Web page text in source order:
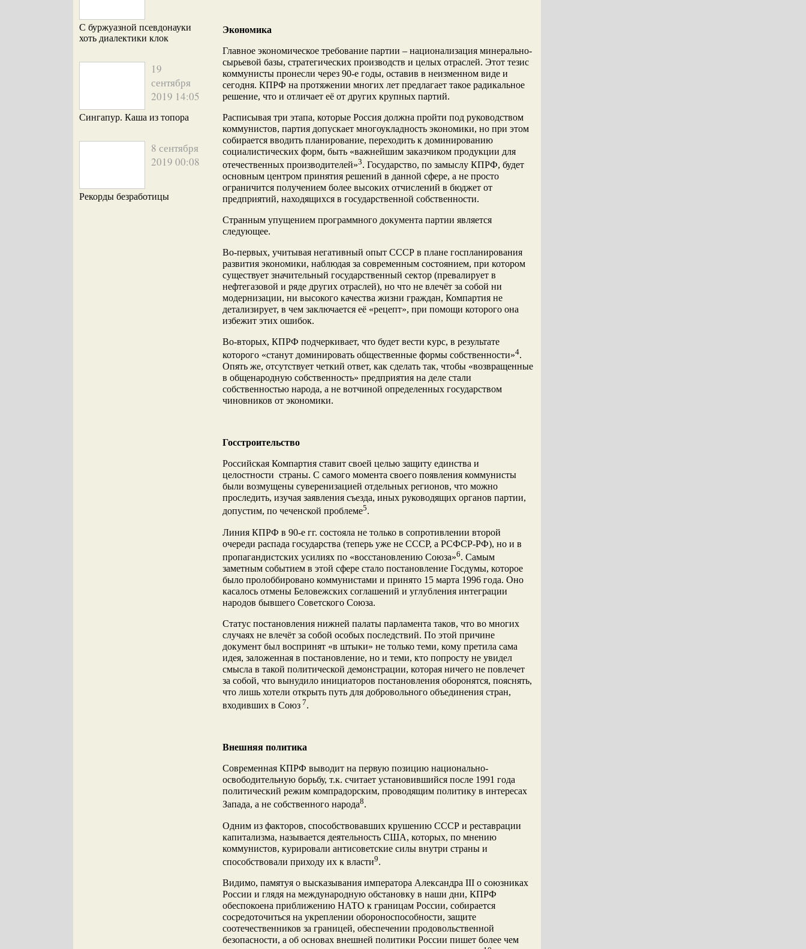
С буржуазной псевдонауки
хоть диалектики клок
19
сентября
2019 14:05
Сингапур. Каша из топора
8 сентября
2019 00:08
Рекорды безработицы
Экономика
Главное экономическое требование партии – национализация минерально-
сырьевой базы, стратегических производств и целых отраслей. Этот тезис
коммунисты пронесли через 90-е годы, оставив в неизменном виде и
сегодня. КПРФ на протяжении многих лет предлагает такое радикальное
решение, что и отличает её от других крупных партий.
Расписывая три этапа, которые Россия должна пройти под руководством
коммунистов, партия допускает многоукладность экономики, но при этом
собирается вводить планирование, переходить к доминированию
социалистических форм, быть «важнейшим заказчиком продукции для
отечественных производителей»3. Государство, по замыслу КПРФ, будет
основным центром принятия решений в данной сфере, а не просто
ограничится получением более высоких отчислений в бюджет от
предприятий, находящихся в государственной собственности.
Странным упущением программного документа партии является
следующее.
Во-первых, учитывая негативный опыт СССР в плане госпланирования
развития экономики, наблюдая за современным состоянием, при котором
существует значительный государственный сектор (превалирует в
нефтегазовой и ряде других отраслей), но что не влечёт за собой ни
модернизации, ни высокого качества жизни граждан, Компартия не
детализирует, в чем заключается её «рецепт», при помощи которого она
избежит этих ошибок.
Во-вторых, КПРФ подчеркивает, что будет вести курс, в результате
которого «станут доминировать общественные формы собственности»4.
Опять же, отсутствует четкий ответ, как сделать так, чтобы «возвращенные
в общенародную собственность» предприятия на деле стали
собственностью народа, а не вотчиной определенных государством
чиновников от экономики.
Госстроительство
Российская Компартия ставит своей целью защиту единства и
целостности страны. С самого момента своего появления коммунисты
были возмущены суверенизацией отдельных регионов, что можно
проследить, изучая заявления съезда, иных руководящих органов партии,
допустим, по чеченской проблеме5.
Линия КПРФ в 90-е гг. состояла не только в сопротивлении второй
очереди распада государства (теперь уже не СССР, а РСФСР-РФ), но и в
пропагандистских усилиях по «восстановлению Союза»6. Самым
заметным событием в этой сфере стало постановление Госдумы, которое
было пролоббировано коммунистами и принято 15 марта 1996 года. Оно
касалось отмены Беловежских соглашений и углубления интеграции
народов бывшего Советского Союза.
Статус постановления нижней палаты парламента таков, что во многих
случаях не влечёт за собой особых последствий. По этой причине
документ был воспринят «в штыки» не только теми, кому претила сама
идея, заложенная в постановление, но и теми, кто попросту не увидел
смысла в такой политической демонстрации, которая ничего не повлечет
за собой, что вынудило инициаторов постановления оборонятся, пояснять,
что лишь хотели открыть путь для добровольного объединения стран,
входивших в Союз 7.
Внешняя политика
Современная КПРФ выводит на первую позицию национально-
освободительную борьбу, т.к. считает установившийся после 1991 года
политический режим компрадорским, проводящим политику в интересах
Запада, а не собственного народа8.
Одним из факторов, способствовавших крушению СССР и реставрации
капитализма, называется деятельность США, которых, по мнению
коммунистов, курировали антисоветские силы внутри страны и
способствовали приходу их к власти9.
Видимо, памятуя о высказывания императора Александра III о союзниках
России и глядя на международную обстановку в наши дни, КПРФ
обеспокоена приближению НАТО к границам России, собирается
сосредоточиться на укреплении обороноспособности, защите
соотечественников за границей, обеспечении продовольственной
безопасности, а об основах внешней политики России пишет более чем